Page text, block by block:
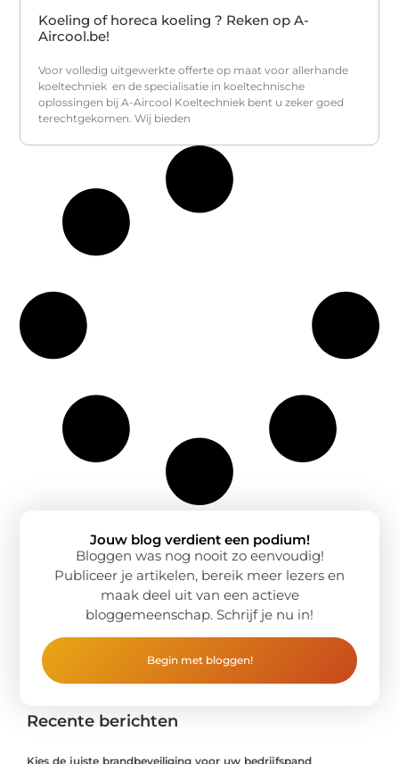
Koeling of horeca koeling ? Reken op A-
Aircool.be!
Voor volledig uitgewerkte offerte op maat voor allerhande
koeltechniek en de specialisatie in koeltechnische
oplossingen bij A-Aircool Koeltechniek bent u zeker goed
terechtgekomen. Wij bieden
Recente berichten
Kies de juiste brandbeveiliging voor uw bedrijfspand
Jouw blog verdient een podium!
Bloggen was nog nooit zo eenvoudig!
Publiceer je artikelen, bereik meer lezers en
maak deel uit van een actieve
bloggemeenschap. Schrijf je nu in!
Begin met bloggen!